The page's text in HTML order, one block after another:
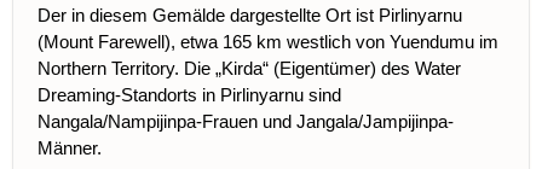
Der in diesem Gemälde dargestellte Ort ist Pirlinyarnu
(Mount Farewell), etwa 165 km westlich von Yuendumu im
Northern Territory. Die „Kirda“ (Eigentümer) des Water
Dreaming-Standorts in Pirlinyarnu sind
Nangala/Nampijinpa-Frauen und Jangala/Jampijinpa-
Männer.